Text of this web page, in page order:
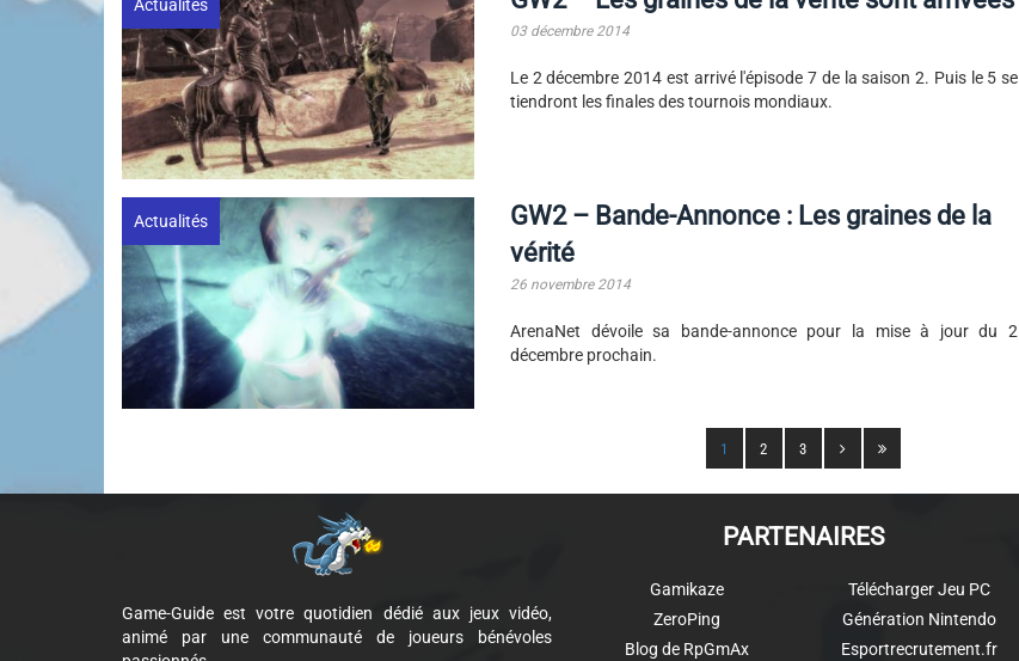
Actualités
03 décembre 2014
Le 2 décembre 2014 est arrivé l'épisode 7 de la saison 2. Puis le 5 se
tiendront les finales des tournois mondiaux.
Actualités
GW2 – Bande-Annonce : Les graines de la
vérité
26 novembre 2014
ArenaNet dévoile sa bande-annonce pour la mise à jour du 2
décembre prochain.
1 2 3
Game-Guide est votre quotidien dédié aux jeux vidéo,
animé par une communauté de joueurs bénévoles
PARTENAIRES
Gamikaze
ZeroPing
Blog de RpGmAx
Télécharger Jeu PC
Génération Nintendo
Esportrecrutement.fr